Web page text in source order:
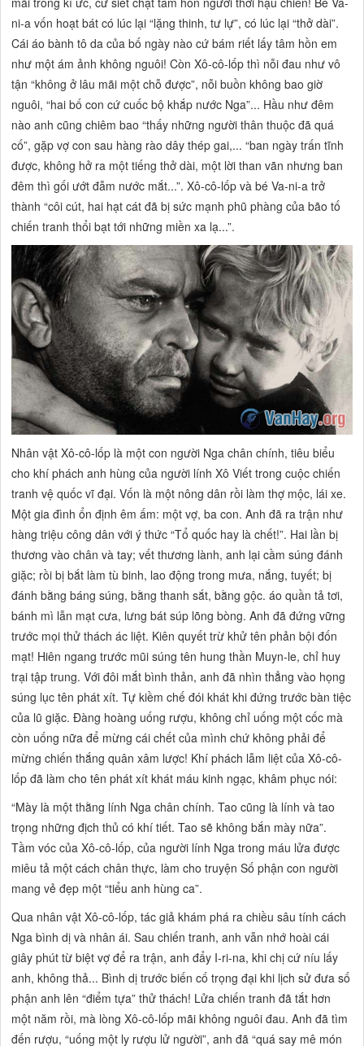
ni-a vốn hoạt bát có lúc lại“lặng thinh, tư lự”, có lúc lại“thở dài”.
Cái áo bành tô da của bố ngày nào cứ bám riết lấy tâm hồn em
như một ám ảnh không nguôi! Còn Xô-cô-lốp thì nỗi đau như vô
tận“không ở lâu mãi một chỗ được”, nỗi buồn không bao giờ
nguôi,“hai bố con cứ cuốc bộ khắp nước Nga”... Hầu như đêm
nào anh cũng chiêm bao“thấy những người thân thuộc đã quá
cố”, gặp vợ con sau hàng rào dây thép gai,...“ban ngày trấn tĩnh
được, không hở ra một tiếng thở dài, một lời than vãn nhưng ban
đêm thì gối ướt đẫm nước mắt...”. Xô-cô-lốp và bé Va-ni-a trở
thành“côi cút, hai hạt cát đã bị sức mạnh phũ phàng của bão tố
chiến tranh thổi bạt tới những miền xa lạ...”.
Nhân vật Xô-cô-lốp là một con người Nga chân chính, tiêu biểu
cho khí phách anh hùng của người lính Xô Viết trong cuộc chiến
tranh vệ quốc vĩ đại.Vốn là một nông dân rồi làm thợ mộc, lái xe.
Một gia đình ổn định êm ấm: một vợ, ba con. Anh đã ra trận như
hàng triệu công dân với ý thức“Tổ quốc hay là chết!”. Hai lần bị
thương vào chân và tay; vết thương lành, anh lại cầm súng đánh
giặc; rồi bị bắt làm tù binh, lao động trong mưa, nắng, tuyết; bị
đánh bằng báng súng, bằng thanh sắt, bằng gộc. áo quần tả tơi,
bánh mì lẫn mạt cưa, lưng bát súp lõng bòng. Anh đã đứng vững
trước mọi thử thách ác liệt. Kiên quyết trừ khử tên phản bội đốn
mạt! Hiên ngang trước mũi súng tên hung thần Muyn-le, chỉ huy
trại tập trung. Với đôi mắt bình thản, anh đã nhìn thẳng vào họng
súng lục tên phát xít. Tự kiềm chế đói khát khi đứng trước bàn tiệc
của lũ giặc. Đàng hoàng uống rượu, không chỉ uống một cốc mà
còn uống nữa để mừng cái chết của mình chứ không phải để
mừng chiến thắng quân xâm lược! Khí phách lẫm liệt của Xô-cô-
lốp đã làm cho tên phát xít khát máu kinh ngạc, khâm phục nói:
“Mày là một thằng lính Nga chân chính. Tao cũng là lính và tao
trọng những địch thủ có khí tiết. Tao sẽ không bắn mày nữa”.
Tầm vóc của Xô-cô-lốp, của người lính Nga trong máu lửa được
miêu tả một cách chân thực, làm cho truyệnSố phận con người
mang vẻ đẹp một“tiểu anh hùng ca”.
Qua nhân vật Xô-cô-lốp, tác giả khám phá ra chiều sâu tính cách
Nga bình dị và nhân ái. Sau chiến tranh, anh vẫn nhớ hoài cái
giây phút từ biệt vợ để ra trận, anh đẩy I-ri-na, khi chị cứ níu lấy
anh, không thả... Bình dị trước biếncốtrọng đại khi lịch sử đưa số
phận anh lên“điểm tựa” thử thách! Lửa chiến tranh đã tắt hơn
một năm rồi, mà lòng Xô-cô-lốp mãi không nguôi đau. Anh đã tìm
đến rượu,“uống một ly rượu lử người”, anh đã“quá say mê món